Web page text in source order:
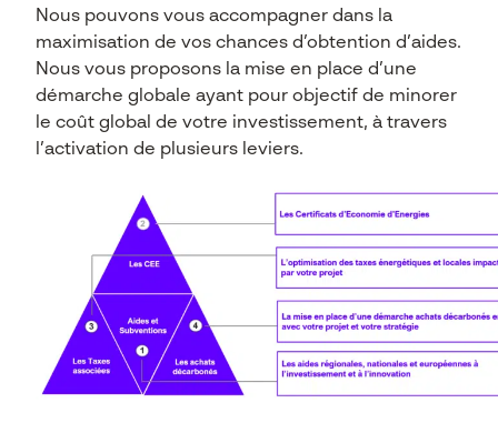
Nous pouvons vous accompagner dans la
maximisation de vos chances d’obtention d’aides.
Nous vous proposons la mise en place d’une
démarche globale ayant pour objectif de minorer
le coût global de votre investissement, à travers
l’activation de plusieurs leviers.